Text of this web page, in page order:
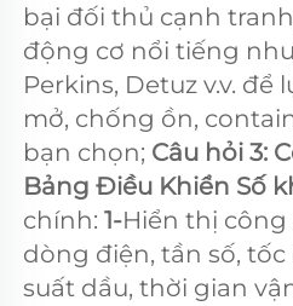
bại đối thủ cạnh
động cơ nổi tiếng
Perkins, Detuz v.v. để
mở, chống ồn,
bạn chọn; Câu hỏi 3:
Bảng Điều Khiển Số
chính: 1-Hiển thị công
dòng điện, tần số,
suất dầu, thời gian